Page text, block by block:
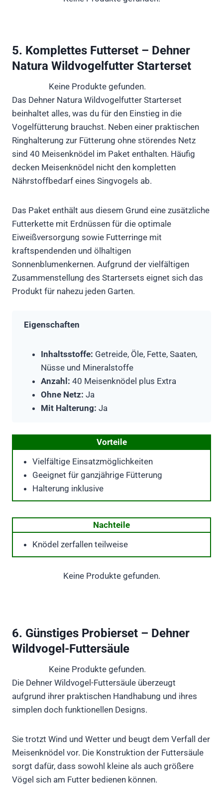
5. Komplettes Futterset – Dehner
Natura Wildvogelfutter Starterset
Keine Produkte gefunden.
Das Dehner Natura Wildvogelfutter Starterset
beinhaltet alles, was du für den Einstieg in die
Vogelfütterung brauchst. Neben einer praktischen
Ringhalterung zur Fütterung ohne störendes Netz
sind 40 Meisenknödel im Paket enthalten. Häufig
decken Meisenknödel nicht den kompletten
Nährstoffbedarf eines Singvogels ab.
Das Paket enthält aus diesem Grund eine zusätzliche
Futterkette mit Erdnüssen für die optimale
Eiweißversorgung sowie Futterringe mit
kraftspendenden und ölhaltigen
Sonnenblumenkernen. Aufgrund der vielfältigen
Zusammenstellung des Startersets eignet sich das
Produkt für nahezu jeden Garten.
Eigenschaften
Inhaltsstoffe: Getreide, Öle, Fette, Saaten,
Nüsse und Mineralstoffe
Anzahl: 40 Meisenknödel plus Extra
Ohne Netz: Ja
Mit Halterung: Ja
Vorteile
Vielfältige Einsatzmöglichkeiten
Geeignet für ganzjährige Fütterung
Halterung inklusive
Nachteile
Knödel zerfallen teilweise
Keine Produkte gefunden.
6. Günstiges Probierset – Dehner
Wildvogel-Futtersäule
Keine Produkte gefunden.
Die Dehner Wildvogel-Futtersäule überzeugt
aufgrund ihrer praktischen Handhabung und ihres
simplen doch funktionellen Designs.
Sie trotzt Wind und Wetter und beugt dem Verfall der
Meisenknödel vor. Die Konstruktion der Futtersäule
sorgt dafür, dass sowohl kleine als auch größere
Vögel sich am Futter bedienen können.